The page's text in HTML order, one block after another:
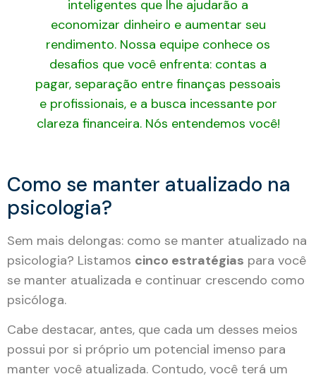
Como se manter atualizado na
psicologia?
Sem mais delongas: como se manter atualizado na
psicologia? Listamos cinco estratégias para você
se manter atualizada e continuar crescendo como
psicóloga.
Cabe destacar, antes, que cada um desses meios
possui por si próprio um potencial imenso para
manter você atualizada. Contudo, você terá um